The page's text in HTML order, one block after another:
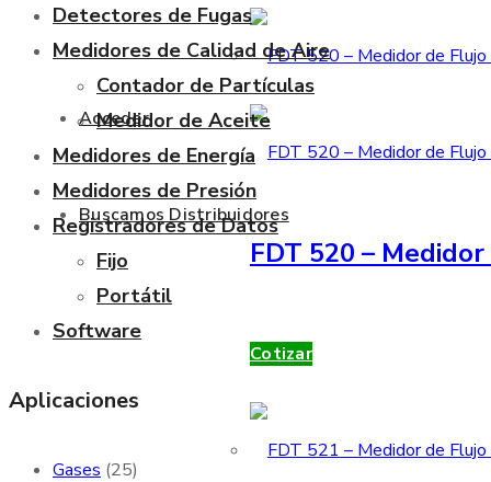
Acceder
Buscamos Distribuidores
FDT 520 –
Cotizar
Detectores de Fugas
Medidores de Calidad de Aire
Contador de Partículas
Medidor de Aceite
Medidores de Energía
Medidores de Presión
Registradores de Datos
Fijo
Portátil
Software
Aplicaciones
Gases (25)